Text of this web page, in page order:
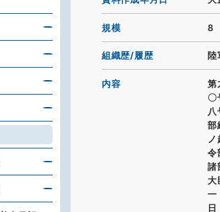
規模 8
組織歴/履歴 陸
内容
第
部
令
諸
一